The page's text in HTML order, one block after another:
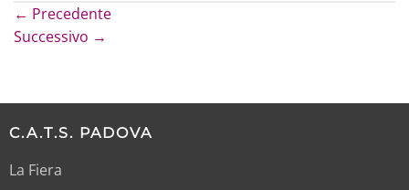
← Precedente
Successivo →
C.A.T.S. PADOVA
La Fiera